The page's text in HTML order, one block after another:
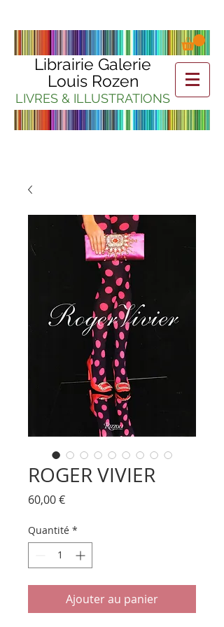
Librairie Galerie
Louis Rozen
LIVRES & ILLUSTRATIONS
ROGER VIVIER
60,00 €Prix
Quantité *
Ajouter au panier